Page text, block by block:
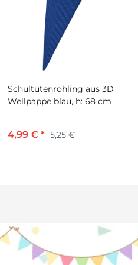
Fotokarton, 50 x 70 cm, 300
g/qm, königsblau, 10 Bogen
5,49 €*